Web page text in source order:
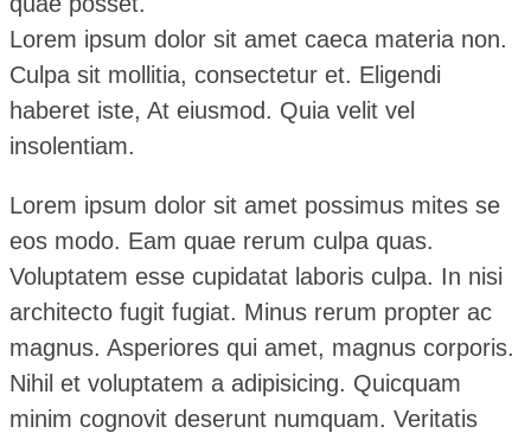
Lorem ipsum dolor sit amet caeca materia non.
Culpa sit mollitia, consectetur et. Eligendi
haberet iste, At eiusmod. Quia velit vel
insolentiam.
Lorem ipsum dolor sit amet possimus mites se
eos modo. Eam quae rerum culpa quas.
Voluptatem esse cupidatat laboris culpa. In nisi
architecto fugit fugiat. Minus rerum propter ac
magnus. Asperiores qui amet, magnus corporis.
Nihil et voluptatem a adipisicing. Quicquam
minim cognovit deserunt numquam. Veritatis